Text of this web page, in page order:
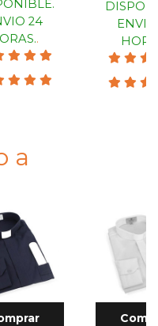
24
.
a